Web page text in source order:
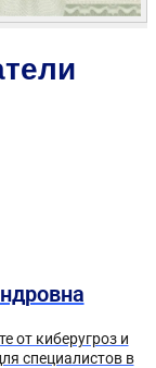
от киберугроз и
специалистов в